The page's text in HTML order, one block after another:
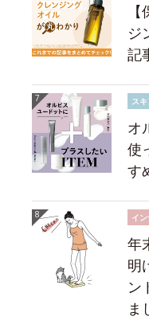
ジ
記
ス
オ
使
す
イ
年
明
ン
ま